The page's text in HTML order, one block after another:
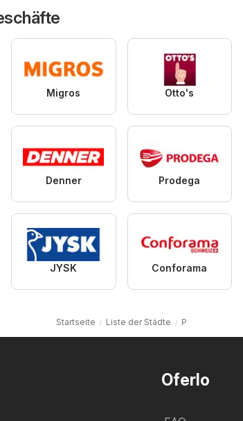
Migros Otto's
Denner Prodega
JYSK Conforama
Startseite Liste der Städte P
Oferlo